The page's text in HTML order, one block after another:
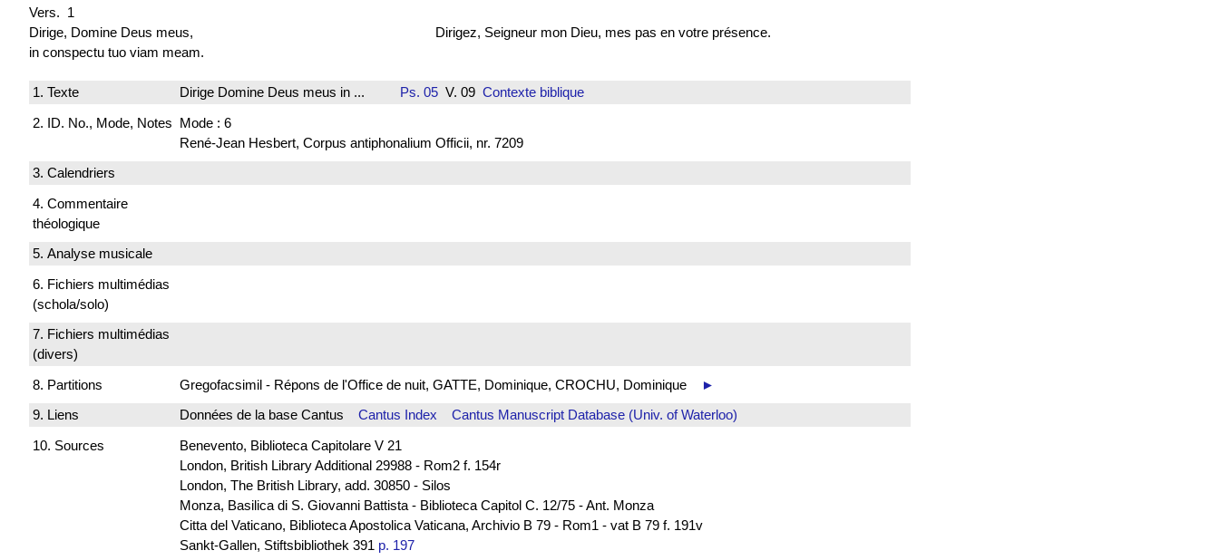
Vers. 1
Dirige, Domine Deus meus,
in conspectu tuo viam meam.
Dirigez, Seigneur mon Dieu, mes pas en votre présence.
1. Texte Dirige Domine Deus meus in ... Ps. 05V. 09 Contexte biblique
2. ID. No., Mode, Notes Mode : 6
René-Jean Hesbert, Corpus antiphonalium Officii, nr. 7209
3. Calendriers
4. Commentaire
théologique
5. Analyse musicale
6. Fichiers multimédias
(schola/solo)
7. Fichiers multimédias
(divers)
8. Partitions
Gregofacsimil - Répons de l'Office de nuit, GATTE, Dominique, CROCHU, Dominique
►
9. Liens
Données de la base Cantus Cantus Index
Cantus Manuscript Database (Univ. of Waterloo)
10. Sources
Benevento, Biblioteca Capitolare V 21
London, British Library Additional 29988 - Rom2 f. 154r
London, The British Library, add. 30850 - Silos
Monza, Basilica di S. Giovanni Battista - Biblioteca Capitol C. 12/75 - Ant. Monza
Citta del Vaticano, Biblioteca Apostolica Vaticana, Archivio B 79 - Rom1 - vat B 79 f. 191v
Sankt-Gallen, Stiftsbibliothek 391 p. 197